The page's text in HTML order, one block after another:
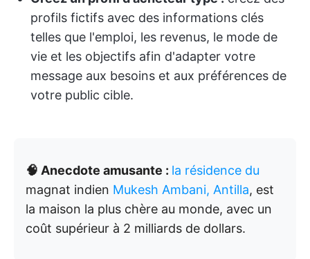
profils fictifs avec des informations clés
telles que l'emploi, les revenus, le mode de
vie et les objectifs afin d'adapter votre
message aux besoins et aux préférences de
votre public cible.
🧠 Anecdote amusante : la résidence du
magnat indien Mukesh Ambani, Antilla, est
la maison la plus chère au monde, avec un
coût supérieur à 2 milliards de dollars.